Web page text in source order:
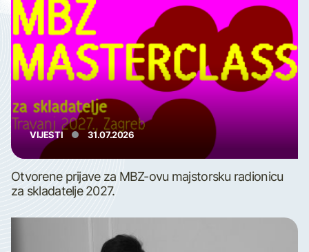
VIJESTI 31.07.2026
Otvorene prijave za MBZ-ovu majstorsku radionicu
za skladatelje 2027.